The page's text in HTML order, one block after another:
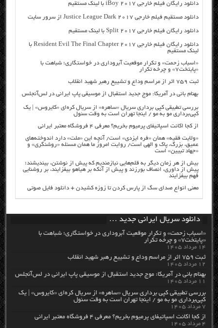
دانلود رایگان فیلم خارجی iBoy 2017 با لینک مستقیم
دانلود مستقیم فیلم خارجی Justice League Dark 2017 از سرور سایت
دانلود رایگان فیلم خارجی Split 2017 با لینک مستقیم
دانلود رایگان فیلم خارجی Resident Evil The Final Chapter 2017 با
لینک مستقیم
«اسباب زحمت» و تکرار موقعیت آبروداری در خواستگاری؛ شباهت با
«پایتخت۷» و چرخه تکرار
ثبت ۷۵۹ اثر از مراسم وداع و تشییع رهبر شهید انقلاب
بهنام بانی در آمریکا: موج جدید استقبال از موسیقی پاپ ایرانی در لس‌آنجلس
بررسی تطبیقی کپی برداری سریال «ساهره» از سریال کره‌ای «کایروس» | یک
کپی‌برداری مو به مو / اینجا تهران است به وقت سئول
از کجا اکانت اسپاتیفای پرمیوم بخریم؟ معرفی ۴ فروشگاه معتبر ایرانی
«ولایت فقیه» همان «فره ایزدی» است/ آنچه این «ملت» دارد اندوخته‌های
عمیق، بزرگ، پاک و الهی است/ روایت امروز ما همان مسئله «روشنگری» و
«جهاد تبیین» است
بیش از هر زمان دیگر به قلم‌هایی نیازمندیم که پیش از نوشتن، بیندیشند؛
پیش از داوری، انصاف بورزند و پیش از آنکه بر هیاهو بیفزایند، بر روشنایی
فهم بیفزایند
معنی انواع صدای سگ از پارس کردن تا زوزه کشیدن + دانلود فایل صوتی
دانلود سریال ایرانی جدید …
«اسباب زحمت» و تکرار موقعیت آبروداری در خواستگاری؛ شباهت با
«پایتخت۷» و چرخه تکرار
۱۴ مرداد ۱۴۰۵
ثبت ۷۵۹ اثر از مراسم وداع و تشییع رهبر شهید انقلاب
۱۲ مرداد ۱۴۰۵
بهنام بانی در آمریکا: موج جدید استقبال از موسیقی پاپ ایرانی در لس‌آنجلس
۱۱ مرداد ۱۴۰۵
بررسی تطبیقی کپی برداری سریال «ساهره» از سریال کره‌ای «کایروس» | یک
کپی‌برداری مو به مو / اینجا تهران است به وقت سئول
۷ مرداد ۱۴۰۵
از کجا اکانت اسپاتیفای پرمیوم بخریم؟ معرفی ۴ فروشگاه معتبر ایرانی
۴ مرداد ۱۴۰۵